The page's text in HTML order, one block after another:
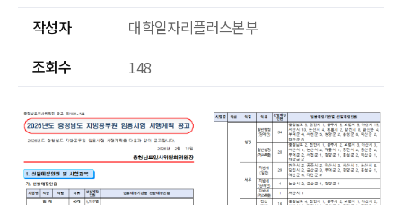
작성자
대학일자리플러스본부
조회수
148